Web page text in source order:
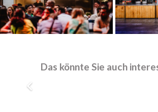
Das könnte Sie auch
Hugo Schneider
630 Personen